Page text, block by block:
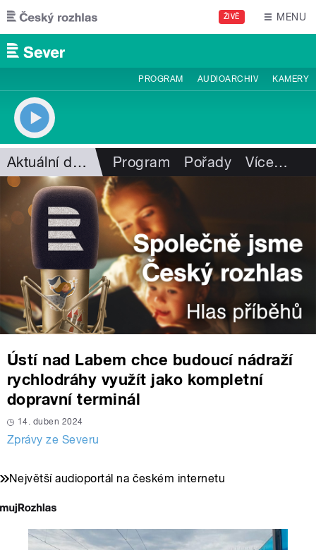
Přejít k hlavnímu obsahu
ŽIVĚ MENU
PROGRAM AUDIOARCHIV KAMERY
Aktuální dění Program Pořady Více…
Ústí nad Labem chce budoucí nádraží
rychlodráhy využít jako kompletní
dopravní terminál
14. duben 2024
Zprávy ze Severu
Největší audioportál na českém internetu